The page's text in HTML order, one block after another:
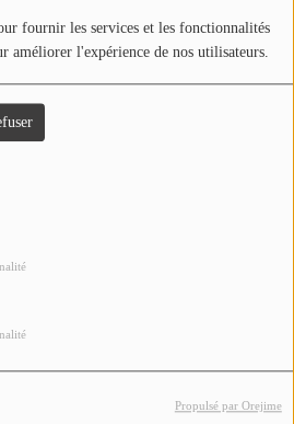
fournir les services et les fonctionnalités
améliorer l'expérience de nos utilisateurs.
Propulsé par Orejime
montée en deux ans pour
Pyrénées Foot, au bout du
la violence dans les clubs sportifs
Pyrénées : sa voiture quitte la
percute un arbre, le conducteur